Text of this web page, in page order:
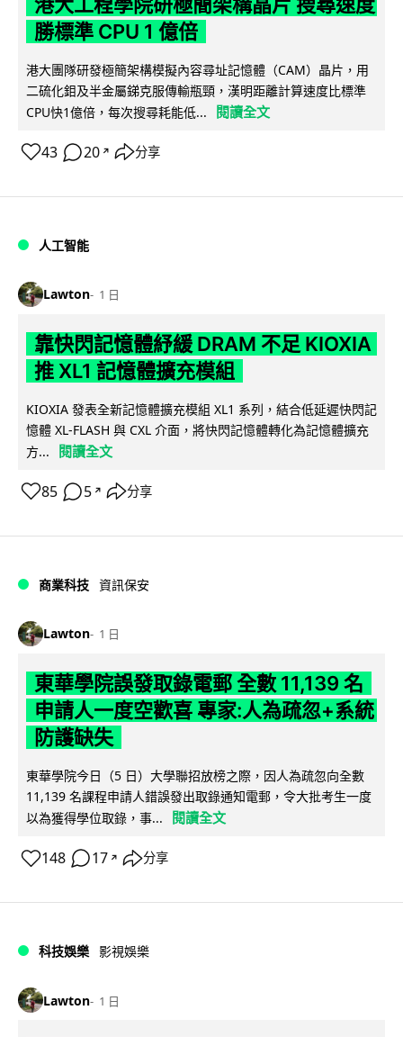
勝標準 CPU 1 億倍
港大團隊研發極簡架構模擬內容尋址記憶體（CAM）晶片，用
二硫化鉬及半金屬銻克服傳輸瓶頸，漢明距離計算速度比標準
CPU快1億倍，每次搜尋耗能低...
閱讀全文
43 20 ↗ 分享
人工智能
Lawton 1 日
靠快閃記憶體紓緩 DRAM 不足 KIOXIA
推 XL1 記憶體擴充模組
KIOXIA 發表全新記憶體擴充模組 XL1 系列，結合低延遲快閃記
憶體 XL-FLASH 與 CXL 介面，將快閃記憶體轉化為記憶體擴充
方...
閱讀全文
85 5 ↗ 分享
商業科技 資訊保安
Lawton 1 日
東華學院誤發取錄電郵 全數 11,139 名
申請人一度空歡喜 專家:人為疏忽+系統
防護缺失
東華學院今日（5 日）大學聯招放榜之際，因人為疏忽向全數
11,139 名課程申請人錯誤發出取錄通知電郵，令大批考生一度
以為獲得學位取錄，事...
閱讀全文
148 17 ↗ 分享
科技娛樂 影視娛樂
Lawton 1 日